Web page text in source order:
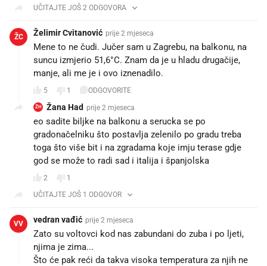
UČITAJTE JOŠ 2 ODGOVORA
ŽC Želimir Cvitanović prije 2 mjeseca
Mene to ne čudi. Jučer sam u Zagrebu, na balkonu, na
suncu izmjerio 51,6°C. Znam da je u hladu drugačije,
manje, ali me je i ovo iznenadilo.
5 1 ODGOVORITE
ŽH Žana Had prije 2 mjeseca
eo sadite biljke na balkonu a serucka se po
gradonačelniku što postavlja zelenilo po gradu treba
toga što više bit i na zgradama koje imju terase gdje
god se može to radi sad i italija i španjolska
2
1
UČITAJTE JOŠ 1 ODGOVOR
VV vedran vađić prije 2 mjeseca
Zato su voltovci kod nas zabundani do zuba i po ljeti,
njima je zima...
Što će pak reći da takva visoka temperatura za njih ne